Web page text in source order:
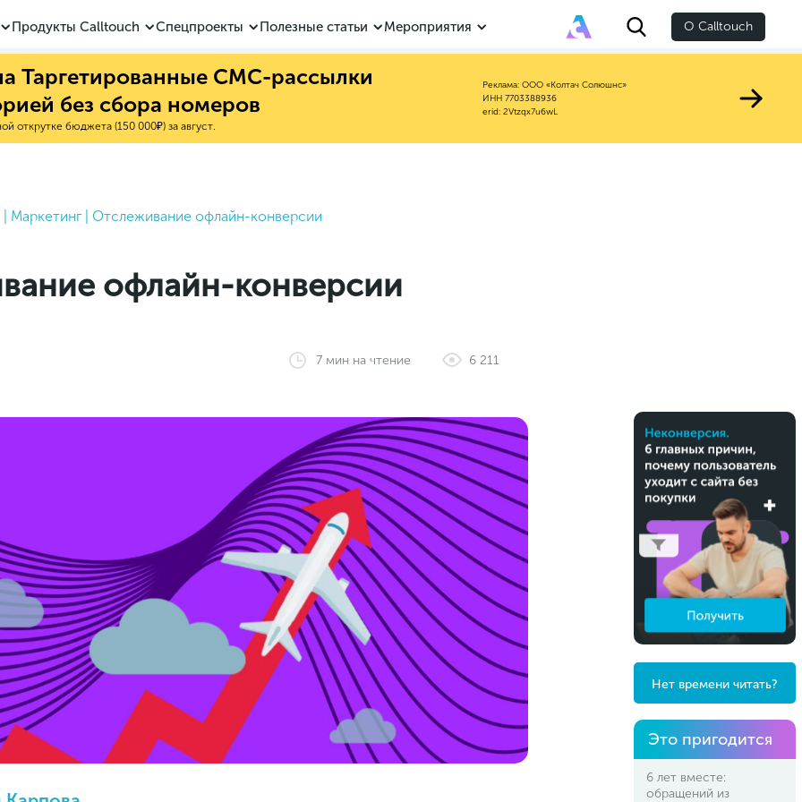
Продукты Calltouch Спецпроекты Полезные статьи Мероприятия О Calltouch
Таргетированные СМС-рассылки
без сбора номеров
открутке бюджета (150 000₽) за август.
Реклама: ООО «Колтач Солюшнс»
ИНН 7703388936
erid: 2Vtzqx7u6wL
Маркетинг| Отслеживание офлайн-конверсии
офлайн-конверсии
7 мин на чтение 6 211
Нет времени читать?
Это пригодится
6 лет вместе:
обращений из